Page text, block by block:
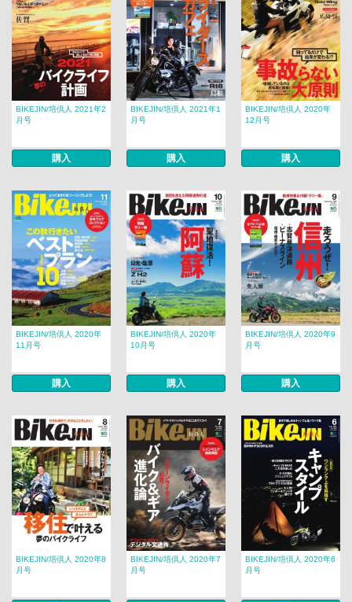
BIKEJIN/培倶人 2021年2
月号
購入
BIKEJIN/培倶人 2021年1
月号
購入
BIKEJIN/培倶人 2020年
12月号
購入
BIKEJIN/培倶人 2020年
11月号
購入
BIKEJIN/培倶人 2020年
10月号
購入
BIKEJIN/培倶人 2020年9
月号
購入
BIKEJIN/培倶人 2020年8
月号
BIKEJIN/培倶人 2020年7
月号
BIKEJIN/培倶人 2020年6
月号